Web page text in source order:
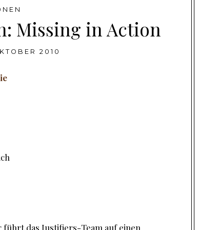
Missing in Action
2010
das Justifiers-Team auf einen